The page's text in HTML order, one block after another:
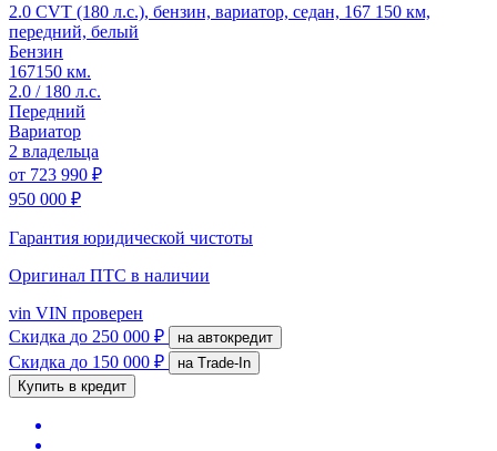
2.0 CVT (180 л.с.), бензин, вариатор, седан, 167 150 км,
передний, белый
Бензин
167150 км.
2.0 / 180 л.с.
Передний
Вариатор
2 владельца
от 723 990 ₽
950 000 ₽
Гарантия юридической чистоты
Оригинал ПТС в наличии
vin VIN проверен
Скидка до 250 000 ₽ на автокредит
Скидка до 150 000 ₽
на Trade-In
Купить в кредит